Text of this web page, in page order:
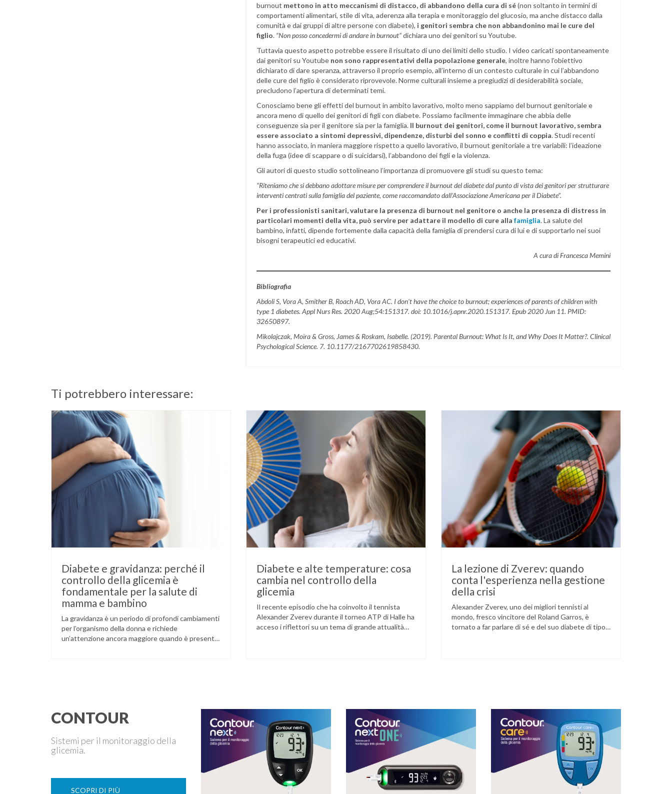
burnout mettono in atto meccanismi di distacco, di abbandono della cura di sé(non soltanto in termini di
comportamenti alimentari, stile di vita, aderenza alla terapia e monitoraggio del glucosio, ma anche distacco dalla
comunità e dai gruppi di altre persone con diabete), i genitori sembra che non abbandonino mai le cure del
figlio. “Non posso concedermi di andare in burnout”dichiara uno dei genitori su Youtube.
Tuttavia questo aspetto potrebbe essere il risultato di uno dei limiti dello studio. I video caricati spontaneamente
dai genitori su Youtube non sono rappresentativi della popolazione generale, inoltre hanno l’obiettivo
dichiarato di dare speranza, attraverso il proprio esempio, all’interno di un contesto culturale in cui l’abbandono
delle cure del figlio è considerato riprovevole. Norme culturali insieme a pregiudizi di desiderabilità sociale,
precludono l’apertura di determinati temi.
Conosciamo bene gli effetti del burnout in ambito lavorativo, molto meno sappiamo del burnout genitoriale e
ancora meno di quello dei genitori di figli con diabete. Possiamo facilmente immaginare che abbia delle
conseguenze sia per il genitore sia per la famiglia. Il burnout dei genitori, come il burnout lavorativo, sembra
essere associato a sintomi depressivi, dipendenze, disturbi del sonno e conflitti di coppia. Studi recenti
hanno associato, in maniera maggiore rispetto a quello lavorativo, il burnout genitoriale a tre variabili: l’ideazione
della fuga (idee di scappare o di suicidarsi), l’abbandono dei figli e la violenza.
Gli autori di questo studio sottolineano l’importanza di promuovere gli studi su questo tema:
“Riteniamo che si debbano adottare misure per comprendere il burnout del diabete dal punto di vista dei genitori per strutturare
interventi centrati sulla famiglia del paziente, come raccomandato dall’Associazione Americana per il Diabete”.
Per i professionisti sanitari, valutare la presenza di burnout nel genitore o anche la presenza di distress in
particolari momenti della vita, può servire per adattare il modello di cure alla famiglia. La salute del
bambino, infatti, dipende fortemente dalla capacità della famiglia di prendersi cura di lui e di supportarlo nei suoi
bisogni terapeutici ed educativi.
A cura di Francesca Memini
Bibliografia
Abdoli S, Vora A, Smither B, Roach AD, Vora AC. I don’t have the choice to burnout; experiences of parents of children with
type 1 diabetes. Appl Nurs Res. 2020 Aug;54:151317. doi: 10.1016/j.apnr.2020.151317. Epub 2020 Jun 11. PMID:
32650897.
Mikolajczak, Moïra & Gross, James & Roskam, Isabelle. (2019). Parental Burnout: What Is It, and Why Does It Matter?. Clinical
Psychological Science. 7. 10.1177/2167702619858430.
Ti potrebbero interessare:
Diabete e gravidanza: perché il
controllo della glicemia è
fondamentale per la salute di
mamma e bambino
La gravidanza è un periodo di profondi cambiamenti
per l’organismo della donna e richiede
un’attenzione ancora maggiore quando è presente
Diabete e alte temperature: cosa
cambia nel controllo della
glicemia
Il recente episodio che ha coinvolto il tennista
Alexander Zverev durante il torneo ATP di Halle ha
acceso i riflettori su un tema di grande attualità
La lezione di Zverev: quando
conta l'esperienza nella gestione
della crisi
Alexander Zverev, uno dei migliori tennisti al
mondo, fresco vincitore del Roland Garros, è
tornato a far parlare di sé e del suo diabete di tipo
CONTOUR
Sistemi per il monitoraggio della
glicemia.
SCOPRI DI PIÙ